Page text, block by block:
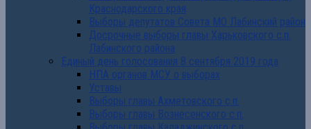
Краснодарского края
Выборы депутатов Совета МО Лабинский район
Досрочные выборы главы Харьковского с.п.
Лабинского района
Единый день голосования 8 сентября 2019 года
НПА органов МСУ о выборах
Уставы
Выборы главы Ахметовского с.п.
Выборы главы Вознесенского с.п.